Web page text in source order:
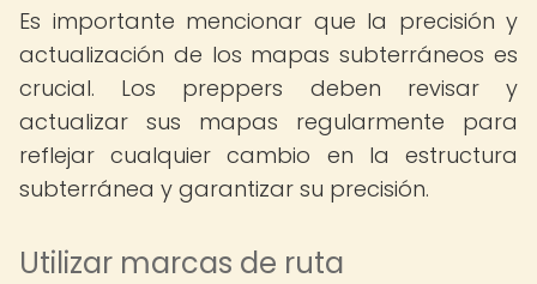
Es importante mencionar que la precisión y
actualización de los mapas subterráneos es
crucial. Los preppers deben revisar y
actualizar sus mapas regularmente para
reflejar cualquier cambio en la estructura
subterránea y garantizar su precisión.
Utilizar marcas de ruta